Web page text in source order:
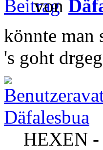
von
könnte man
's goht
Däfalesbua
HEXEN -